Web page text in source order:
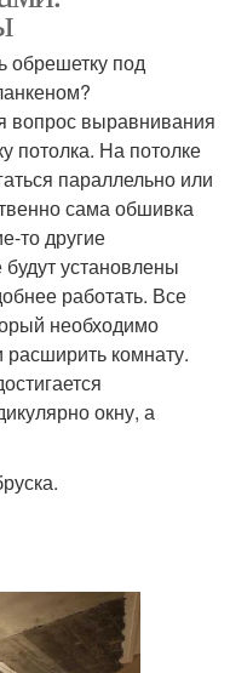
обрешетку под
вопрос выравнивания
потолка. На потолке
параллельно или
сама обшивка
то другие
установлены
работать. Все
необходимо
расширить комнату.
окну, а